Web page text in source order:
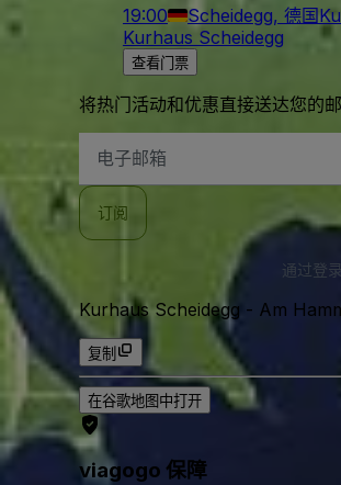
19:00 Scheidegg, 德国
Kurhaus Scheidegg
查看门票
将热门活动和优惠直接送达您的
子
地
订阅
通过登
Kurhaus Scheidegg - Am
复制
在谷歌地图中打开
viagogo 保障